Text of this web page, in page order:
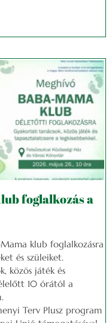
foglalkozás a
klub foglalkozásra
és szüleiket.
közös játék és
10 órától a
Terv Plusz program